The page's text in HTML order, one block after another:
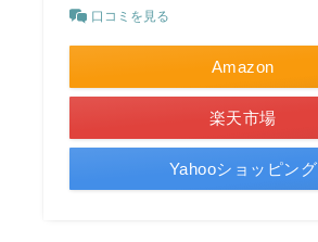
口コミを見る
Amazon
楽天市場
Yahooショッピング